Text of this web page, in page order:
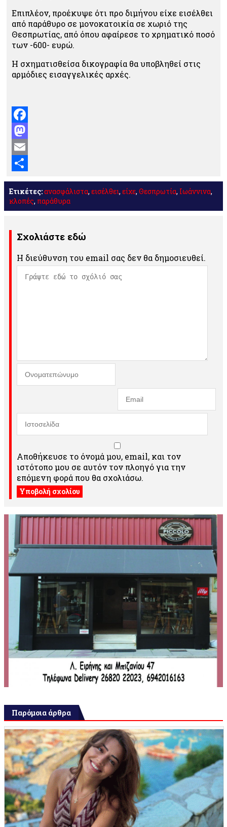
Επιπλέον, προέκυψε ότι προ διμήνου είχε εισέλθει
από παράθυρο σε μονοκατοικία σε χωριό της
Θεσπρωτίας, από όπου αφαίρεσε το χρηματικό ποσό
των -600- ευρώ.
Η σχηματισθείσα δικογραφία θα υποβληθεί στις
αρμόδιες εισαγγελικές αρχές.
Facebook
Mastodon
Email
Μοιραστείτε
Ετικέτες:ανασφάλιστα, εισέλθει, είχε, Θεσπρωτία, Ιωάννινα,
κλοπές, παράθυρα
Σχολιάστε εδώ
Η διεύθυνση του email σας δεν θα δημοσιευθεί.
Αποθήκευσε το όνομά μου, email, και τον
ιστότοπο μου σε αυτόν τον πλοηγό για την
επόμενη φορά που θα σχολιάσω.
Παρόμοια άρθρα